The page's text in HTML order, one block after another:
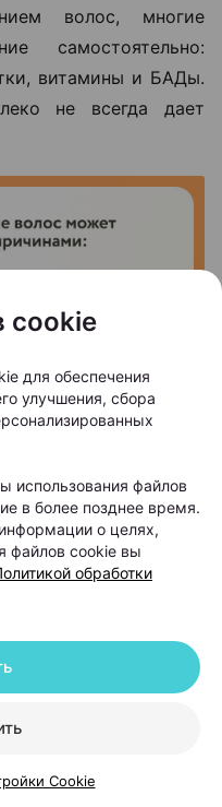
волос, многие
самостоятельно:
витамины и БАДы.
не всегда дает
уход не
причину проблемы.
приеме специалист
и кожи головы,
cookie
для обеспечения
улучшения, сбора
использования файлов
в более позднее время.
о целях,
файлов cookie вы
обработки
Cookie